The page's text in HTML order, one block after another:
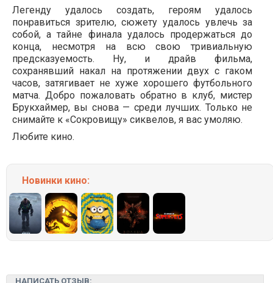
Легенду удалось создать, героям удалось
понравиться зрителю, сюжету удалось увлечь за
собой, а тайне финала удалось продержаться до
конца, несмотря на всю свою тривиальную
предсказуемость. Ну, и драйв фильма,
сохранявший накал на протяжении двух с гаком
часов, затягивает не хуже хорошего футбольного
матча. Добро пожаловать обратно в клуб, мистер
Брукхаймер, вы снова — среди лучших. Только не
снимайте к «Сокровищу» сиквелов, я вас умоляю.
Любите кино.
Новинки кино:
НАПИСАТЬ ОТЗЫВ: